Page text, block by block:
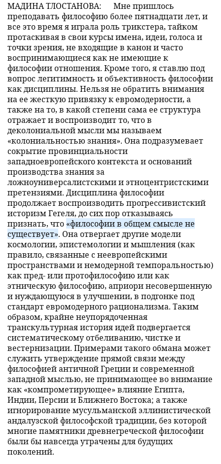
МАДИНА ТЛОСТАНОВА:
Мне пришлось
преподавать философию более пятнадцати лет, и
все это время я играла роль трикстера, тайком
протаскивая в свои курсы имена, идеи, голоса и
точки зрения, не входящие в канон и часто
воспринимающиеся как не имеющие к
философии отношения. Кроме того, я ставлю под
вопрос легитимность и объективность философии
как дисциплины. Нельзя не обратить внимания
на ее жесткую привязку к евромодерности, а
также на то, в какой степени сама ее структура
отражает и воспроизводит то, что в
деколониальной мысли мы называем
«колониальностью знания». Она подразумевает
сокрытие провинциальности
западноевропейского контекста и оснований
производства знания за
ложноуниверсалистскими и этноцентристскими
претензиями. Дисциплина философии
продолжает воспроизводить прогрессивистский
историзм Гегеля, до сих пор отказываясь
признать, что «филоcофии в общем смысле не
существует». Она отвергает другие модели
космологии, эпистемологии и мышления (как
правило, связанные с неевропейскими
пространствами и немодерной темпоральностью)
как пред- или протофилософию или как
этническую философию, априори несовершенную
и нуждающуюся в улучшении, в подгонке под
стандарт евромодерного рационализма. Таким
образом, крайне неупорядоченная
транскультурная история идей подвергается
систематическому отбеливанию, чистке и
вестернизации. Примерами такого обмана может
служить утверждение прямой связи между
философией античной Греции и современной
западной мыслью, не принимающее во внимание
как «компрометирующее» влияние Египта,
Индии, Персии и Ближнего Востока; а также
игнорирование мусульманской эллинистической
андалузской философской традиции, без которой
многие памятники древнегреческой философии
были бы навсегда утрачены для будущих
поколений.